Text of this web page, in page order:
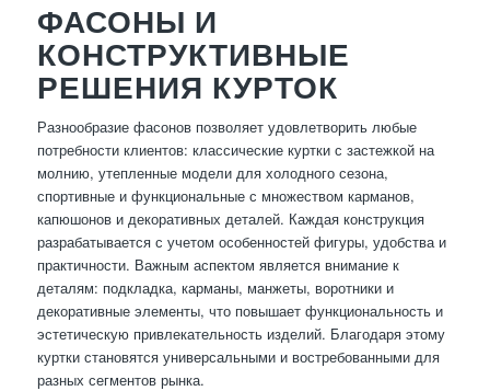
ФАСОНЫ И
КОНСТРУКТИВНЫЕ
РЕШЕНИЯ КУРТОК
Разнообразие фасонов позволяет удовлетворить любые
потребности клиентов: классические куртки с застежкой на
молнию, утепленные модели для холодного сезона,
спортивные и функциональные с множеством карманов,
капюшонов и декоративных деталей. Каждая конструкция
разрабатывается с учетом особенностей фигуры, удобства и
практичности. Важным аспектом является внимание к
деталям: подкладка, карманы, манжеты, воротники и
декоративные элементы, что повышает функциональность и
эстетическую привлекательность изделий. Благодаря этому
куртки становятся универсальными и востребованными для
разных сегментов рынка.